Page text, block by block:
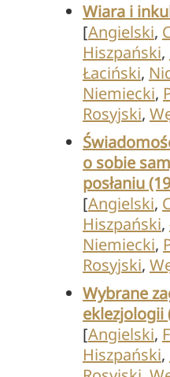
Wiara i
[Angielski,
Hiszpański,
Łaciński,
Niemiecki,
Rosyjski,
o sobie
posłaniu
[Angielski,
Hiszpański,
Niemiecki,
Rosyjski,
Wybrane
eklezjologii
[Angielski,
Hiszpański,